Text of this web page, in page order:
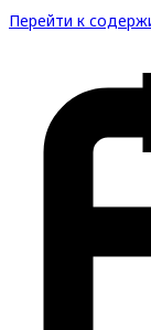
Перейти к